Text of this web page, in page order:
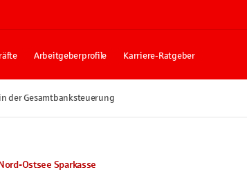
Arbeitgeberprofile Karriere-Ratgeber
der Gesamtbanksteuerung
Nord-Ostsee Sparkasse